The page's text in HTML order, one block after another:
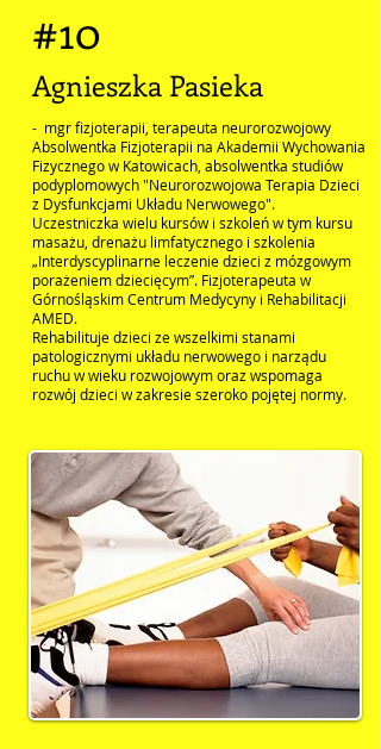
#10
Agnieszka Pasieka
- mgr fizjoterapii, terapeuta neurorozwojowy
Absolwentka Fizjoterapii na Akademii Wychowania
Fizycznego w Katowicach, absolwentka studiów
podyplomowych "Neurorozwojowa Terapia Dzieci
z Dysfunkcjami Układu Nerwowego".
Uczestniczka wielu kursów i szkoleń w tym kursu
masażu, drenażu limfatycznego i szkolenia
„Interdyscyplinarne leczenie dzieci z mózgowym
porażeniem dziecięcym”. Fizjoterapeuta w
Górnośląskim Centrum Medycyny i Rehabilitacji
AMED.
Rehabilituje dzieci ze wszelkimi stanami
patologicznymi układu nerwowego i narządu
ruchu w wieku rozwojowym oraz wspomaga
rozwój dzieci w zakresie szeroko pojętej normy.